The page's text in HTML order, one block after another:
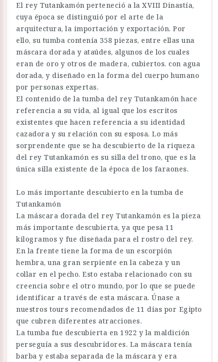
El rey Tutankamón perteneció a la XVIII Dinastía,
cuya época se distinguió por el arte de la
arquitectura, la importación y exportación. Por
ello, su tumba contenía 358 piezas, entre ellas una
máscara dorada y ataúdes, algunos de los cuales
eran de oro y otros de madera, cubiertos. con agua
dorada, y diseñado en la forma del cuerpo humano
por personas expertas.
El contenido de la tumba del rey Tutankamón hace
referencia a su vida, al igual que los escritos
existentes que hacen referencia a su identidad
cazadora y su relación con su esposa. Lo más
sorprendente que se ha descubierto de la riqueza
del rey Tutankamón es su silla del trono, que es la
única silla existente de la época de los faraones.
Lo más importante descubierto en la tumba de
Tutankamón
La máscara dorada del rey Tutankamón es la pieza
más importante descubierta, ya que pesa 11
kilogramos y fue diseñada para el rostro del rey.
En la frente tiene la forma de un escorpión
hembra, una gran serpiente en la cabeza y un
collar en el pecho. Esto estaba relacionado con su
creencia sobre el otro mundo, por lo que se puede
identificar a través de esta máscara. Únase a
nuestros tours recomendados de 11 días por Egipto
que cubren diferentes atracciones.
La tumba fue descubierta en 1922 y la maldición
perseguía a sus descubridores. La máscara tenía
barba y estaba separada de la máscara y era